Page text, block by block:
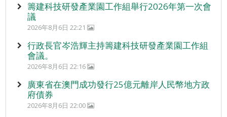
籌建科技研發產業園工作組舉行2026年第一次會
議
2026年8月6日 22:21
行政長官岑浩輝主持籌建科技研發產業園工作組
會議。
2026年8月6日 22:16
廣東省在澳門成功發行25億元離岸人民幣地方政
府債券
2026年8月6日 22:00